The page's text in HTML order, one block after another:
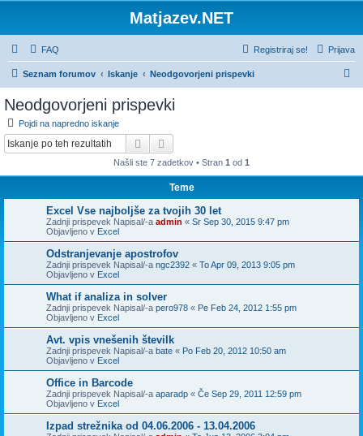
Matjazev.NET
FAQ Prijava
Registriraj se!
Seznam forumov Iskanje Neodgovorjeni prispevki
Neodgovorjeni prispevki
Pojdi na napredno iskanje
Iskanje
Našli ste 7 zadetkov • Stran 1 od 1
Teme
Excel Vse najboljše za tvojih 30 let
Zadnji prispevek Napisal/-a admin « Sr Sep 30, 2015 9:47 pm
Objavljeno v Excel
Odstranjevanje apostrofov
Zadnji prispevek Napisal/-a ngc2392 « To Apr 09, 2013 9:05 pm
Objavljeno v Excel
What if analiza in solver
Zadnji prispevek Napisal/-a pero978 « Pe Feb 24, 2012 1:55 pm
Objavljeno v Excel
Avt. vpis vnešenih številk
Zadnji prispevek Napisal/-a bate « Po Feb 20, 2012 10:50 am
Objavljeno v Excel
Office in Barcode
Zadnji prispevek Napisal/-a aparadp « Če Sep 29, 2011 12:59 pm
Objavljeno v Excel
Izpad strežnika od 04.06.2006 - 13.04.2006